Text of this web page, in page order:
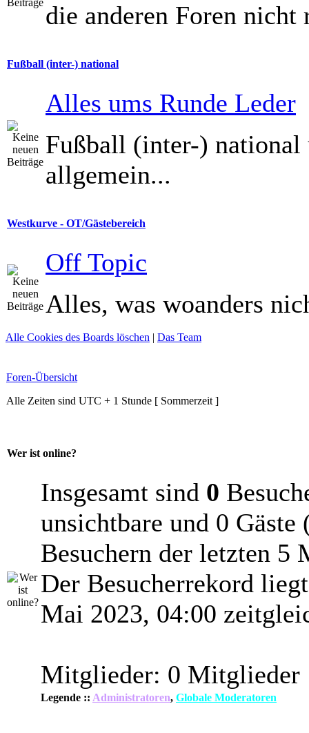
die anderen Foren nicht
Fußball (inter-) national
Alles ums Runde Leder
Fußball (inter-) national
allgemein...
Westkurve - OT/Gästebereich
Off Topic
Alles, was woanders
Alle Cookies des Boards löschen | Das Team
Foren-Übersicht
Alle Zeiten sind UTC + 1 Stunde [ Sommerzeit ]
Wer ist online?
Insgesamt sind 0
unsichtbare und 0
Besuchern der letzten 5
Der Besucherrekord
Mai 2023, 04:00
Mitglieder: 0 Mitglieder
Legende :: Administratoren, Globale Moderatoren